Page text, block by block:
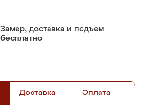
Замер, доставка и подъем
бесплатно
Доставка Оплата